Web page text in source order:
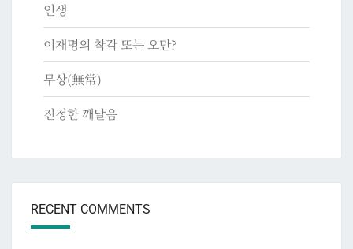
인생
이재명의 착각 또는 오만?
무상(無常)
진정한 깨달음
RECENT COMMENTS